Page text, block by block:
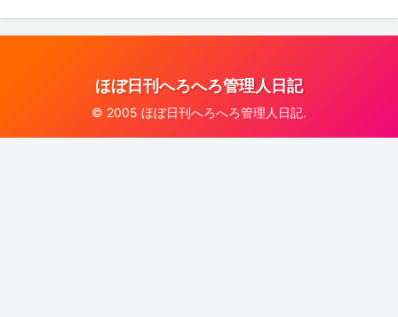
ほぼ日刊へろへろ管理人日記
© 2005 ほぼ日刊へろへろ管理人日記.